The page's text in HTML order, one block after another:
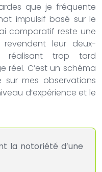
que je fréquente
impulsif basé sur le
comparatif reste une
revendent leur deux-
réalisant trop tard
réel. C’est un schéma
mes observations
d’expérience et le
la notoriété d’une